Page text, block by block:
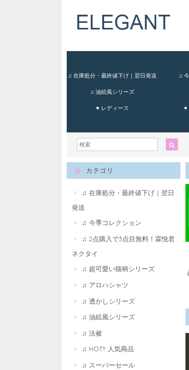
♫ 在庫処分・最終値下げ｜翌日発送 ♫
♫ 油絵風シリーズ
♥ レディース ♥
カテゴリ
♫ 在庫処分・最終値下げ｜翌日
発送
♫ 今季コレクション
♫ 2点購入で3点目無料！霖悅君
ネクタイ
♫ 超可愛い猫柄シリーズ
♫ アロハシャツ
♫ 透かしシリーズ
♫ 油絵風シリーズ
♫ 法被
♫ HOT!! 人気商品
♫ スーパーセール